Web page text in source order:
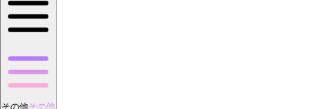
その他その他